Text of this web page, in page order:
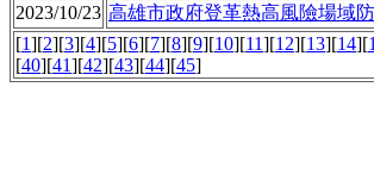
2023/10/23 高雄市政府登革熱高風險場域
[1][2][3][4][5][6][7][8][9][10][11][12][13][14][
[40][41][42][43][44][45]